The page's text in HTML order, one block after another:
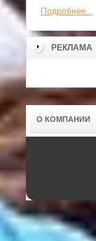
Подробнее...
РЕКЛАМА
О КОМПАНИИ